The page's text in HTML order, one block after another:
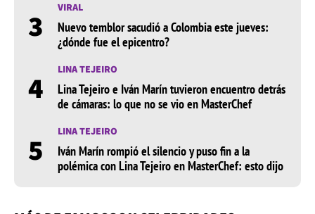
3 VIRAL
Nuevo temblor sacudió a Colombia este jueves:
¿dónde fue el epicentro?
4 LINA TEJEIRO
Lina Tejeiro e Iván Marín tuvieron encuentro detrás
de cámaras: lo que no se vio en MasterChef
5 LINA TEJEIRO
Iván Marín rompió el silencio y puso fin a la
polémica con Lina Tejeiro en MasterChef: esto dijo